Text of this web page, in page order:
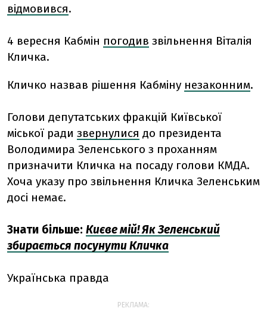
відмовився.
4 вересня Кабмін погодив звільнення Віталія
Кличка.
Кличко назвав рішення Кабміну незаконним.
Голови депутатських фракцій Київської
міської ради звернулися до президента
Володимира Зеленського з проханням
призначити Кличка на посаду голови КМДА.
Хоча указу про звільнення Кличка Зеленським
досі немає.
Знати більше: Києве мій! Як Зеленський
збирається посунути Кличка
Українська правда
РЕКЛАМА: